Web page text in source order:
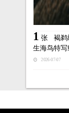
1 张 褐鹈
生海鸟特
2026-07-07